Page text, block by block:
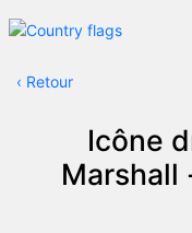
‹ Retour
Icône
Marshall